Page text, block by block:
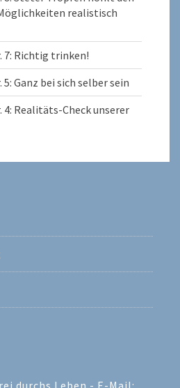
realistisch
7: Richtig trinken!
Ganz bei sich selber sein
Realitäts-Check unserer
durchs Leben - E-Mail: